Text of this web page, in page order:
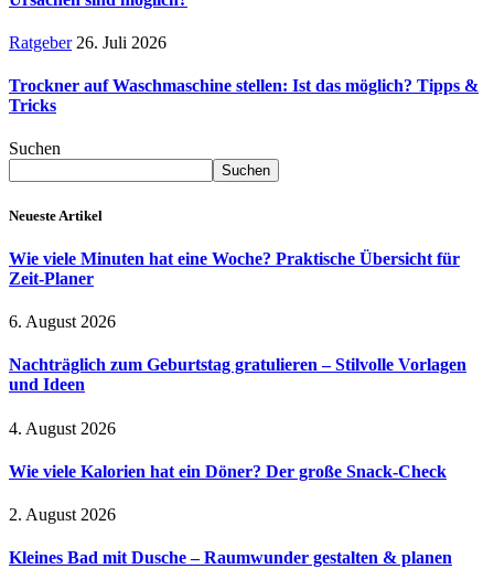
Ratgeber 26. Juli 2026
Trockner auf Waschmaschine stellen: Ist das möglich? Tipps &
Tricks
Suchen
Suchen
Neueste Artikel
Wie viele Minuten hat eine Woche? Praktische Übersicht für
Zeit-Planer
6. August 2026
Nachträglich zum Geburtstag gratulieren – Stilvolle Vorlagen
und Ideen
4. August 2026
Wie viele Kalorien hat ein Döner? Der große Snack-Check
2. August 2026
Kleines Bad mit Dusche – Raumwunder gestalten & planen